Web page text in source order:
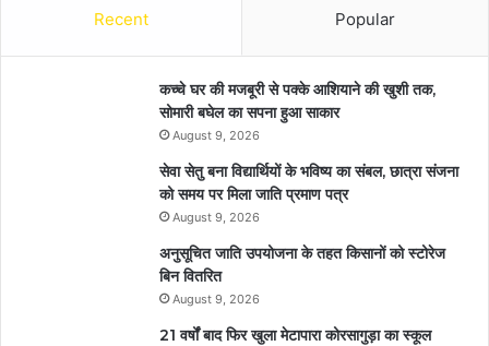
Recent Popular
कच्चे घर की मजबूरी से पक्के आशियाने की खुशी तक,
सोमारी बघेल का सपना हुआ साकार
August 9, 2026
सेवा सेतु बना विद्यार्थियों के भविष्य का संबल, छात्रा संजना
को समय पर मिला जाति प्रमाण पत्र
August 9, 2026
अनुसूचित जाति उपयोजना के तहत किसानों को स्टोरेज
बिन वितरित
August 9, 2026
21 वर्षों बाद फिर खुला मेटापारा कोरसागुड़ा का स्कूल